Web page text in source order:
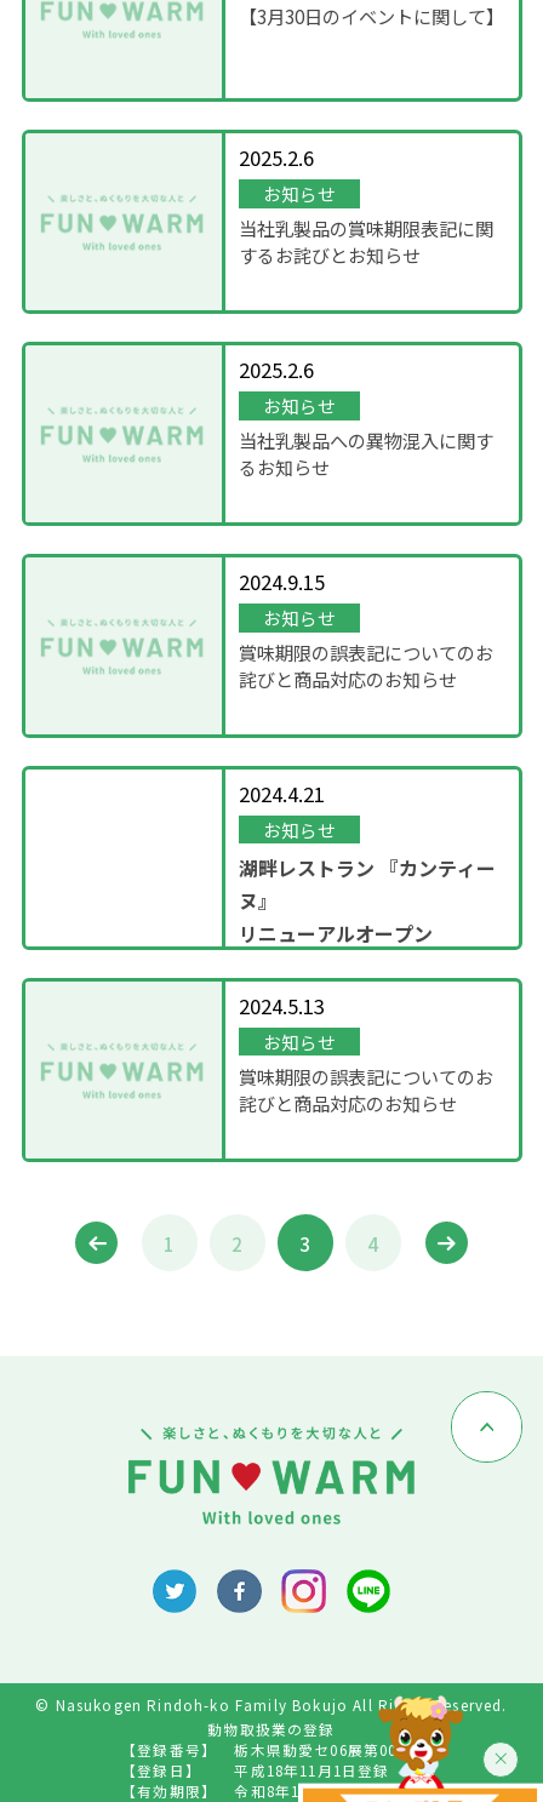
【3月30日のイベントに関して】
2025.2.6
お知らせ
当社乳製品の賞味期限表記に関
するお詫びとお知らせ
2025.2.6
お知らせ
当社乳製品への異物混入に関す
るお知らせ
2024.9.15
お知らせ
賞味期限の誤表記についてのお
詫びと商品対応のお知らせ
2024.4.21
お知らせ
湖畔レストラン 『カンティー
ヌ』
リニューアルオープン
2024.5.13
お知らせ
賞味期限の誤表記についてのお
詫びと商品対応のお知らせ
1 2 3 4
© Nasukogen Rindoh-ko Family Bokujo All Rights Reserved.
動物取扱業の登録
【登録番号】
栃木県動愛セ06展第009号
【登録日】
平成18年11月1日登録
【有効期限】
令和8年10月31日